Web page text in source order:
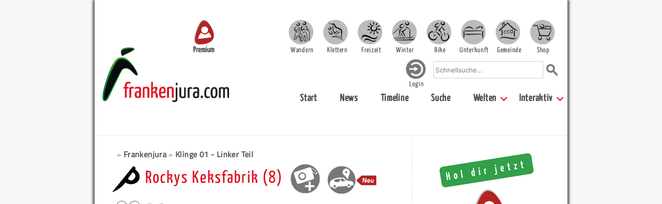
Premium Wandern Klettern Freizeit Winter Bike Unterkunft Gemeinde Shop
Login
Start News Timeline Suche Welten Interaktiv
» Frankenjura» Klinge 01 - Linker Teil
Rockys Keksfabrik (8)